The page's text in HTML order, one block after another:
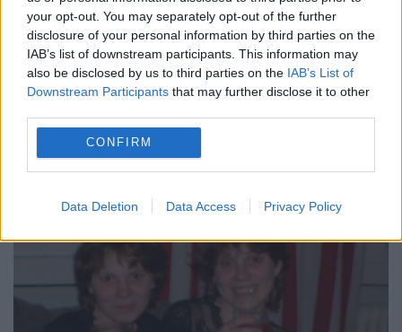
your opt-out. You may separately opt-out of the further
disclosure of your personal information by third parties on the
IAB’s list of downstream participants. This information may
also be disclosed by us to third parties on the IAB’s List of
Downstream Participants that may further disclose it to other
CONFIRM
Data Deletion Data Access Privacy Policy
14 APRILIE 2011
Românii care vor să salveze bolnavi care
suferă de leucemie, ori de alte boli maligne,
se vor putea înscrie în Registrul Naţional al
Donatorilor. Recrutarea donatorilor voluntari